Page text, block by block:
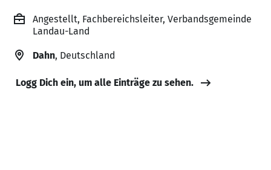
Angestellt, Fachbereichsleiter, Verbandsgemeinde
Landau-Land
Dahn, Deutschland
Logg Dich ein, um alle Einträge zu sehen.